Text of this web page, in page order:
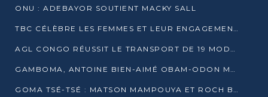
ONU : ADEBAYOR SOUTIENT MACKY SALL
TBC CÉLÈBRE LES FEMMES ET LEUR ENGAGEMENT À L’OCCASION DU 8 MARS
AGL CONGO RÉUSSIT LE TRANSPORT DE 19 MODULES HORS GABARIT ENTRE POINTE-NOIRE ET BRAZZAVILLE
GAMBOMA, ANTOINE BIEN-AIMÉ OBAM-ODON MOBILISE LES 32 148 ÉLECTEURS EN FAVEUR DE DENIS SASSOU NGUESSO
GOMA TSÉ-TSÉ : MATSON MAMPOUYA ET ROCH BREDIN BISSALA NKOUNKOU EN CAMPAGNE DE PROXIMITÉ